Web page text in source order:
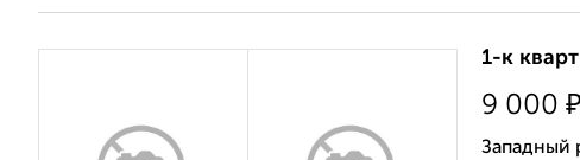
1-к
9 000 ₽
Западный